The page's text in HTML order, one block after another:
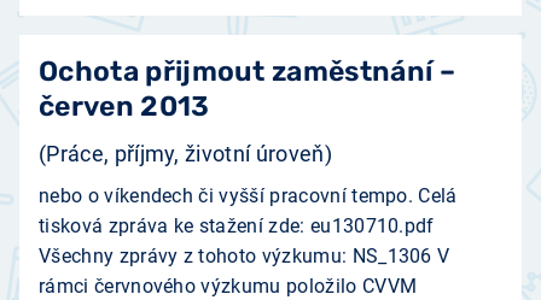
Ochota přijmout zaměstnání –
červen 2013
(Práce, příjmy, životní úroveň)
nebo o víkendech či vyšší pracovní tempo. Celá
tisková zpráva ke stažení zde: eu130710.pdf
Všechny zprávy z tohoto výzkumu: NS_1306 V
rámci červnového výzkumu položilo CVVM